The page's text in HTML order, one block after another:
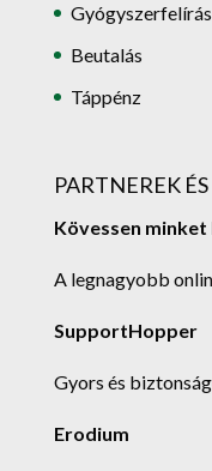
Gyógyszerfelírás
Beutalás
Táppénz
PARTNEREK
Kövessen
A legnagyobb
SupportHopper
Gyors és
Erodium